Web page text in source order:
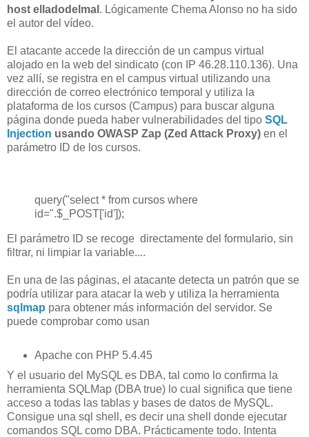
host elladodelmal . Lógicamente Chema Alonso no ha sido
el autor del vídeo.
El atacante accede la dirección de un campus virtual
alojado en la web del sindicato (con IP 46.28.110.136). Una
vez allí, se registra en el campus virtual utilizando una
dirección de correo electrónico temporal y utiliza la
plataforma de los cursos (Campus) para buscar alguna
página donde pueda haber vulnerabilidades del tipo SQL
Injection usando OWASP Zap (Zed Attack Proxy) en el
parámetro ID de los cursos.
query("select * from cursos where
id=".$_POST['id']);
El parámetro ID se recoge directamente del formulario, sin
filtrar, ni limpiar la variable....
En una de las páginas, el atacante detecta un patrón que se
podría utilizar para atacar la web y utiliza la herramienta
sqlmap para obtener más información del servidor. Se
puede comprobar como usan
Apache con PHP 5.4.45
Y el usuario del MySQL es DBA, tal como lo confirma la
herramienta SQLMap (DBA true) lo cual significa que tiene
acceso a todas las tablas y bases de datos de MySQL.
Consigue una sql shell, es decir una shell donde ejecutar
comandos SQL como DBA. Prácticamente todo. Intenta